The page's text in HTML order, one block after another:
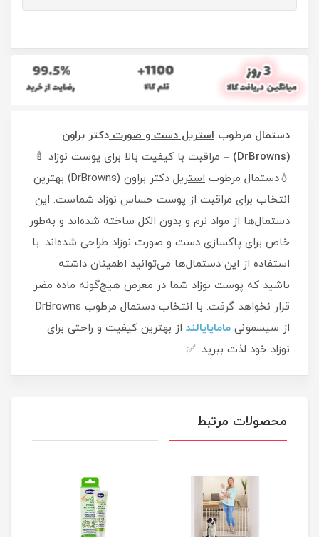
دستمال مرطوب استریل دست و صورتدکتر براون
(DrBrowns)
– مراقبت با کیفیت بالا برای پوست نوزاد 🍼
💧دستمال مرطوب استریل
دکتر براون (DrBrowns) بهترین
انتخاب برای مراقبت از پوست حساس نوزاد شماست. این
دستمال‌ها از مواد نرم و بدون الکل ساخته شده‌اند و به‌طور
خاص برای پاکسازی دست و صورت نوزاد طراحی شده‌اند. با
استفاده از این دستمال‌ها می‌توانید اطمینان داشته
باشید که پوست نوزاد شما در معرض هیچ‌گونه ماده مضر
قرار نخواهد گرفت. با انتخاب دستمال مرطوب DrBrowns
از سیسمونی ماماپاپالنداز بهترین کیفیت و راحتی برای
نوزاد خود لذت ببرید. ✅
محصولات مرتبط